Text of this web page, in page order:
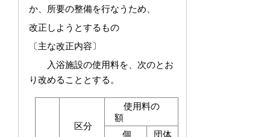
か、所要の整備を行なうため、
改正しようとするもの
〔主な改正内容〕
入浴施設の使用料を、次のとお
り改めることとする。
区分
使用料の
額
個
団体